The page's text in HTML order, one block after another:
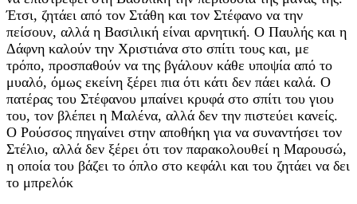
Έτσι, ζητάει από τον Στάθη και τον Στέφανο να την
πείσουν, αλλά η Βασιλική είναι αρνητική. Ο Παυλής και η
Δάφνη καλούν την Χριστιάνα στο σπίτι τους και, με
τρόπο, προσπαθούν να της βγάλουν κάθε υποψία από το
μυαλό, όμως εκείνη ξέρει πια ότι κάτι δεν πάει καλά. Ο
πατέρας του Στέφανου μπαίνει κρυφά στο σπίτι του γιου
του, τον βλέπει η Μαλένα, αλλά δεν την πιστεύει κανείς.
Ο Ρούσσος πηγαίνει στην αποθήκη για να συναντήσει τον
Στέλιο, αλλά δεν ξέρει ότι τον παρακολουθεί η Μαρουσώ,
η οποία του βάζει το όπλο στο κεφάλι και του ζητάει να δει
το μπρελόκ